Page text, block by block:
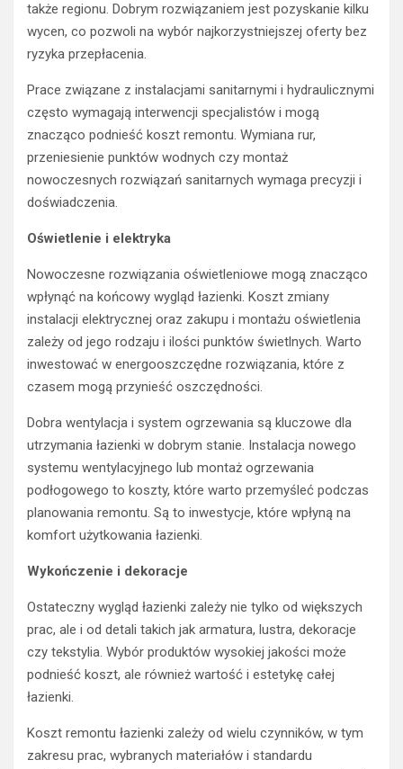
także regionu. Dobrym rozwiązaniem jest pozyskanie kilku
wycen, co pozwoli na wybór najkorzystniejszej oferty bez
ryzyka przepłacenia.
Prace związane z instalacjami sanitarnymi i hydraulicznymi
często wymagają interwencji specjalistów i mogą
znacząco podnieść koszt remontu. Wymiana rur,
przeniesienie punktów wodnych czy montaż
nowoczesnych rozwiązań sanitarnych wymaga precyzji i
doświadczenia.
Oświetlenie i elektryka
Nowoczesne rozwiązania oświetleniowe mogą znacząco
wpłynąć na końcowy wygląd łazienki. Koszt zmiany
instalacji elektrycznej oraz zakupu i montażu oświetlenia
zależy od jego rodzaju i ilości punktów świetlnych. Warto
inwestować w energooszczędne rozwiązania, które z
czasem mogą przynieść oszczędności.
Dobra wentylacja i system ogrzewania są kluczowe dla
utrzymania łazienki w dobrym stanie. Instalacja nowego
systemu wentylacyjnego lub montaż ogrzewania
podłogowego to koszty, które warto przemyśleć podczas
planowania remontu. Są to inwestycje, które wpłyną na
komfort użytkowania łazienki.
Wykończenie i dekoracje
Ostateczny wygląd łazienki zależy nie tylko od większych
prac, ale i od detali takich jak armatura, lustra, dekoracje
czy tekstylia. Wybór produktów wysokiej jakości może
podnieść koszt, ale również wartość i estetykę całej
łazienki.
Koszt remontu łazienki zależy od wielu czynników, w tym
zakresu prac, wybranych materiałów i standardu